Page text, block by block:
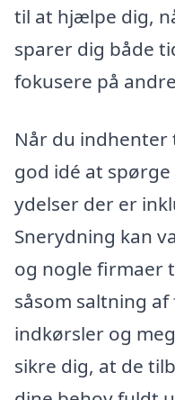
til at hjælpe dig,
sparer dig både
fokusere på
Når du indhenter
god idé at
ydelser der er
Snerydning kan
og nogle firmaer
såsom saltning
indkørsler og
sikre dig, at de